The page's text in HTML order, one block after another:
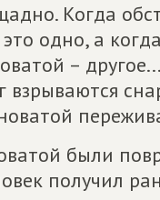
Когда
одно, а
–
взрываются
были
получил